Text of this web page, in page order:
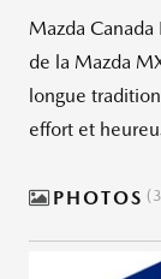
Mazda
de la Mazda
longue
effort et
PHOTOS 3